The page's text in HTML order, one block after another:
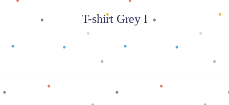
T-shirt Grey I